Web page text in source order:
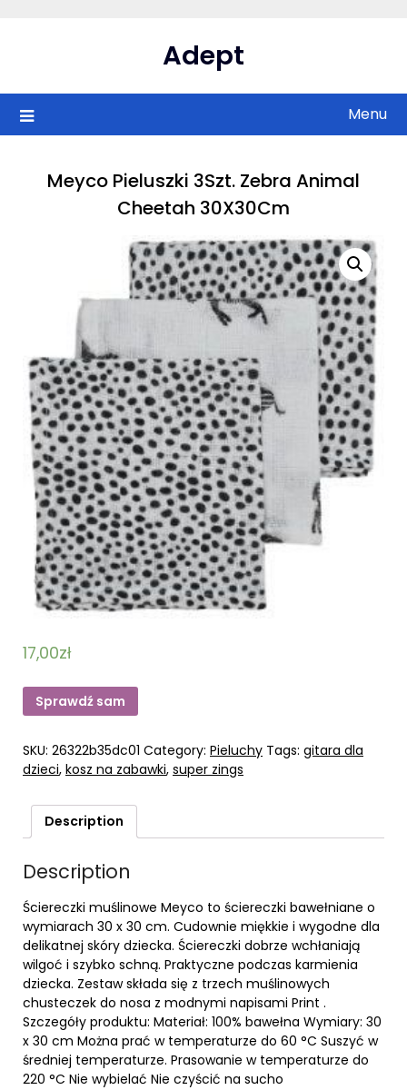
Adept
Menu
Meyco Pieluszki 3Szt. Zebra Animal
Cheetah 30X30Cm
17,00zł
Sprawdź sam
SKU: 26322b35dc01 Category: Pieluchy Tags: gitara dla
dzieci, kosz na zabawki, super zings
Description
Description
Ściereczki muślinowe Meyco to ściereczki bawełniane o
wymiarach 30 x 30 cm. Cudownie miękkie i wygodne dla
delikatnej skóry dziecka. Ściereczki dobrze wchłaniają
wilgoć i szybko schną. Praktyczne podczas karmienia
dziecka. Zestaw składa się z trzech muślinowych
chusteczek do nosa z modnymi napisami Print .
Szczegóły produktu: Materiał: 100% bawełna Wymiary: 30
x 30 cm Można prać w temperaturze do 60 °C Suszyć w
średniej temperaturze. Prasowanie w temperaturze do
220 °C Nie wybielać Nie czyścić na sucho